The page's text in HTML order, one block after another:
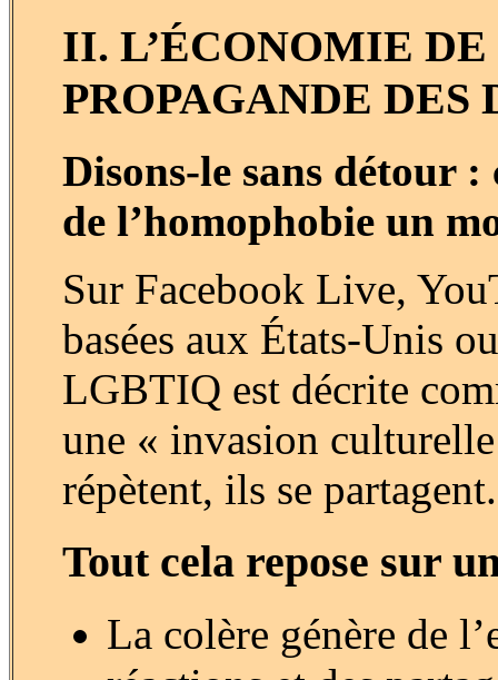
II. L’ÉCONOMIE
PROPAGANDE DES
Disons-le sans détour
de l’homophobie un
Sur Facebook Live,
basées aux États-Unis
LGBTIQ est décrite
une « invasion
répètent, ils se partagent.
Tout cela repose sur
La colère génère de